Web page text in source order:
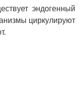
эндогенный
циркулируют